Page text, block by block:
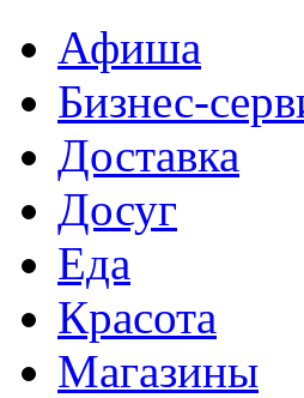
Афиша
Бизнес-
Доставка
Досуг
Еда
Красота
Магазины